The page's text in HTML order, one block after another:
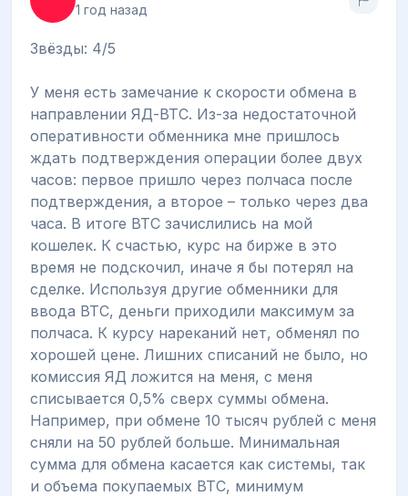
1 год назад
Звёзды: 4/5
У меня есть замечание к скорости обмена в
направлении ЯД-ВТС. Из-за недостаточной
оперативности обменника мне пришлось
ждать подтверждения операции более двух
часов: первое пришло через полчаса после
подтверждения, а второе – только через два
часа. В итоге ВТС зачислились на мой
кошелек. К счастью, курс на бирже в это
время не подскочил, иначе я бы потерял на
сделке. Используя другие обменники для
ввода ВТС, деньги приходили максимум за
полчаса. К курсу нареканий нет, обменял по
хорошей цене. Лишних списаний не было, но
комиссия ЯД ложится на меня, с меня
списывается 0,5% сверх суммы обмена.
Например, при обмене 10 тысяч рублей с меня
сняли на 50 рублей больше. Минимальная
сумма для обмена касается как системы, так
и объема покупаемых ВТС, минимум